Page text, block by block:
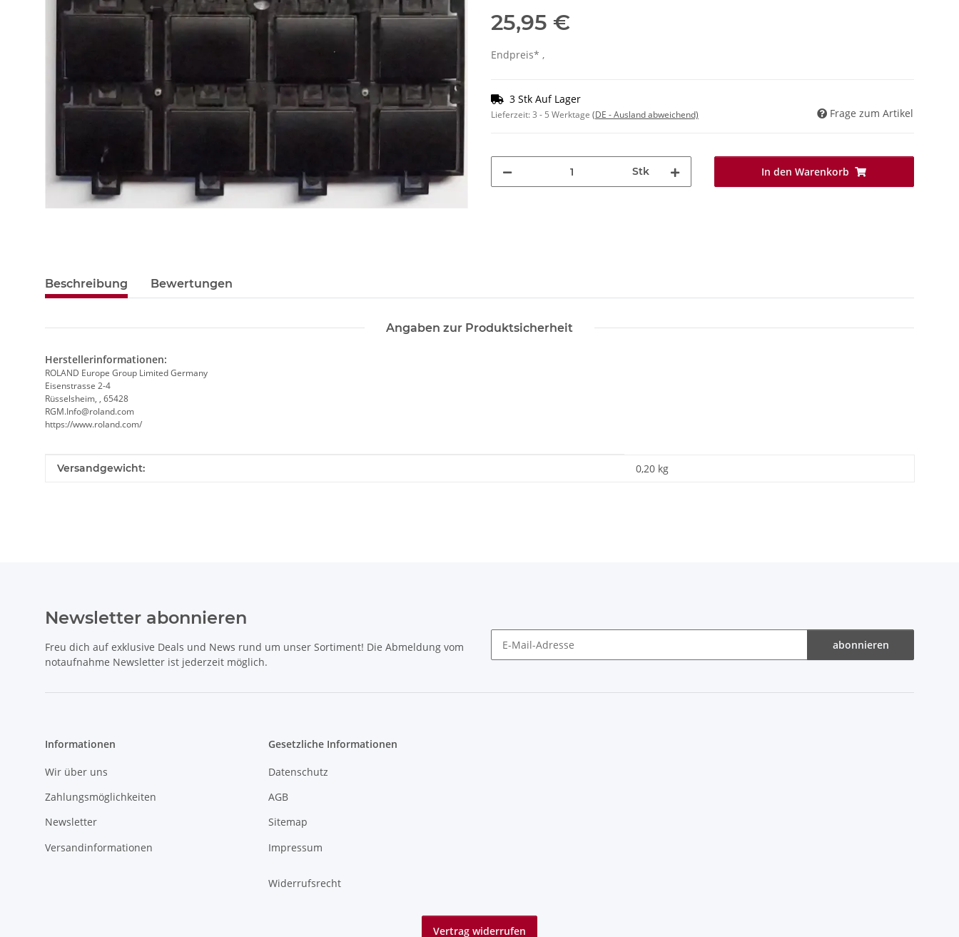
25,95 €
Endpreis* ,
3 Stk Auf Lager
Lieferzeit:3 - 5 Werktage (DE - Ausland abweichend) Frage zum Artikel
Stk In den Warenkorb
Beschreibung Bewertungen
Angaben zur Produktsicherheit
Herstellerinformationen:
ROLAND Europe Group Limited Germany
Eisenstrasse 2-4
Rüsselsheim, , 65428
RGM.Info@roland.com
https://www.roland.com/
Produkteigenschaft
Wert
Versandgewicht: 0,20 kg
Newsletter abonnieren
Freu dich auf exklusive Deals und News rund um unser Sortiment! Die Abmeldung vom
notaufnahme Newsletter ist jederzeit möglich.
abonnieren
Informationen
Wir über uns
Zahlungsmöglichkeiten
Newsletter
Versandinformationen
Gesetzliche Informationen
Datenschutz
AGB
Sitemap
Impressum
Widerrufsrecht
Vertrag widerrufen